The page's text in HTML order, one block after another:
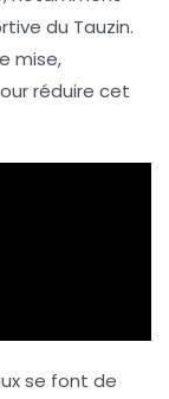
du Tauzin.
mise,
réduire cet
se font de